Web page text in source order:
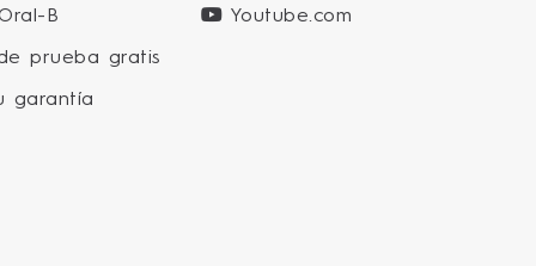
B
prueba gratis
garantía
Youtube.com